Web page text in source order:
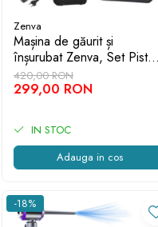
Zenva
Mașina de găurit și
înșurubat Zenva, Set Pistol
cu impact 21V, 550Nm, 2
acumulatori Li-Ion si trusa
420,00 RON
299,00 RON
IN STOC
Adauga in cos
-18%